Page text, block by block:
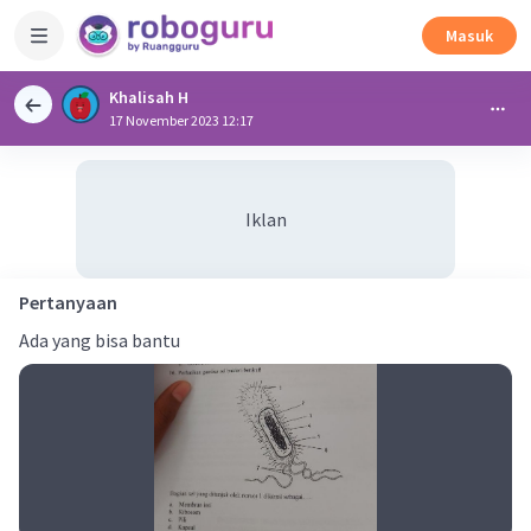
Masuk
Khalisah H
17 November 2023 12:17
Iklan
Pertanyaan
Ada yang bisa bantu